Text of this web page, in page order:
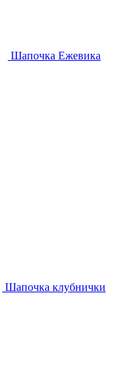
Шапочка Ежевика
Шапочка клубнички